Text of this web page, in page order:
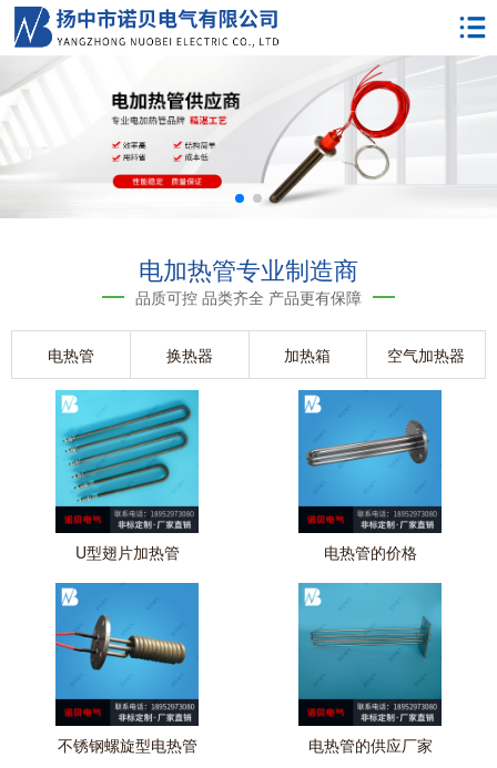
电加热管专业制造商
品质可控 品类齐全 产品更有保障
电热管 换热器 加热箱 空气加热器
U型翅片加热管 电热管的价格
不锈钢螺旋型电热管 电热管的供应厂家